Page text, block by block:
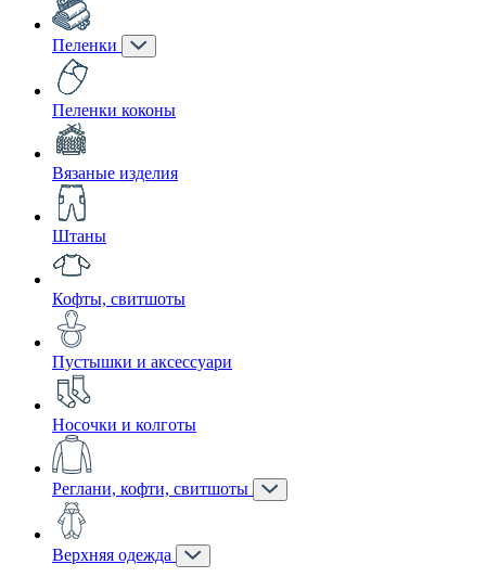
Пеленки
Пеленки коконы
Вязаные изделия
Штаны
Кофты, свитшоты
Пустышки и аксессуари
Носочки и колготы
Реглани, кофти, свитшоты
Верхняя одежда